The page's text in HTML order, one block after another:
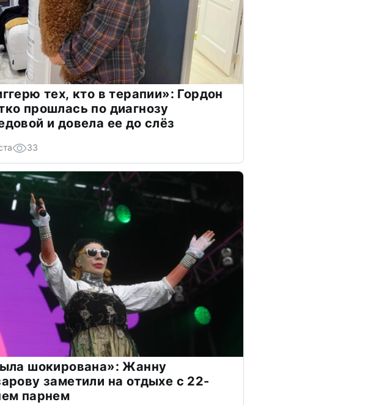
тех, кто в терапии»: Гордон
прошлась по диагнозу
и довела ее до слёз
33
шокирована»: Жанну
заметили на отдыхе с 22-
парнем